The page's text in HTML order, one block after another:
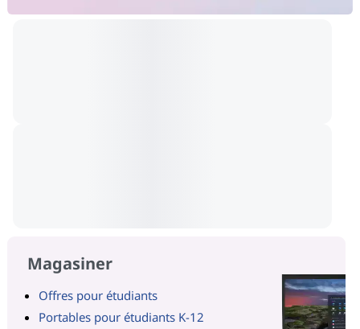
Magasiner
Offres pour étudiants
Portables pour étudiants K-12